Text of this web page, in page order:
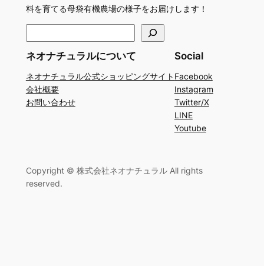
料を育てる母袋有機農場の様子をお届けします！
ネオナチュラルについて
ネオナチュラル公式ショッピングサイト
会社概要
お問い合わせ
Social
Facebook
Instagram
Twitter/X
LINE
Youtube
Copyright © 株式会社ネオナチュラル All rights
reserved.